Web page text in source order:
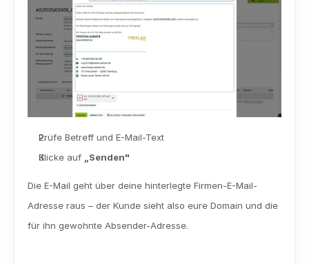
Prüfe Betreff und E-Mail-Text
Klicke auf „Senden"
Die E-Mail geht über deine hinterlegte Firmen-E-Mail-
Adresse raus – der Kunde sieht also eure Domain und die
für ihn gewohnte Absender-Adresse.